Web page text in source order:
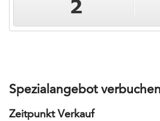
Spezialangebot verbuchen
Zeitpunkt Verkauf